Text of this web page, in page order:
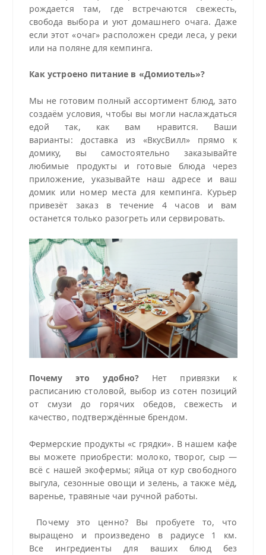
рождается там, где встречаются свежесть,
свобода выбора и уют домашнего очага. Даже
если этот «очаг» расположен среди леса, у реки
или на поляне для кемпинга.
Как устроено питание в «Домиотель»?
Мы не готовим полный ассортимент блюд, зато
создаём условия, чтобы вы могли наслаждаться
едой так, как вам нравится. Ваши
варианты: доставка из «ВкусВилл» прямо к
домику, вы самостоятельно заказывайте
любимые продукты и готовые блюда через
приложение, указывайте наш адресе и ваш
домик или номер места для кемпинга. Курьер
привезёт заказ в течение 4 часов и вам
останется только разогреть или сервировать.
Почему это удобно? Нет привязки к
расписанию столовой, выбор из сотен позиций
от смузи до горячих обедов, свежесть и
качество, подтверждённые брендом.
Фермерские продукты «с грядки». В нашем кафе
вы можете приобрести: молоко, творог, сыр —
всё с нашей экофермы; яйца от кур свободного
выгула, сезонные овощи и зелень, а также мёд,
варенье, травяные чаи ручной работы.
Почему это ценно? Вы пробуете то, что
выращено и произведено в радиусе 1 км.
Все ингредиенты для ваших блюд без